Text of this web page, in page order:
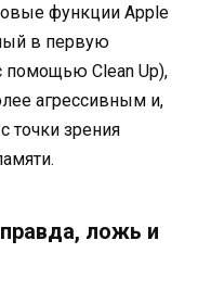
функции Apple
в первую
помощью Clean Up),
агрессивным и,
точки зрения
ложь и